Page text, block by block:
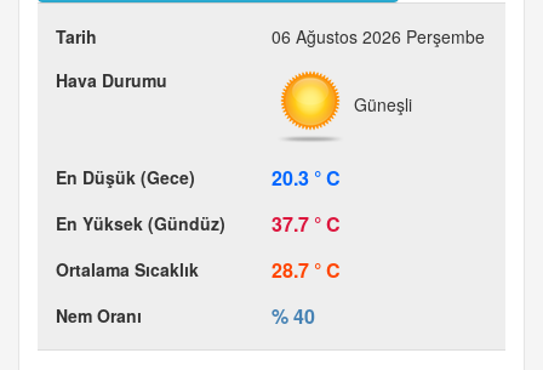
06 Ağustos 2026 Perşembe
Güneşli
20.3 ° C
37.7 ° C
28.7 ° C
% 40